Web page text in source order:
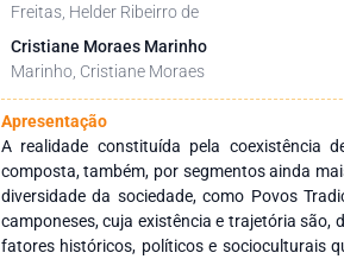
Freitas, Helder Ribeirro de
Cristiane Moraes Marinho
Marinho, Cristiane Moraes
Apresentação
A realidade constituída pela coexistência
composta, também, por segmentos ainda
diversidade da sociedade, como Povos
camponeses, cuja existência e trajetória são,
fatores históricos, políticos e socioculturais